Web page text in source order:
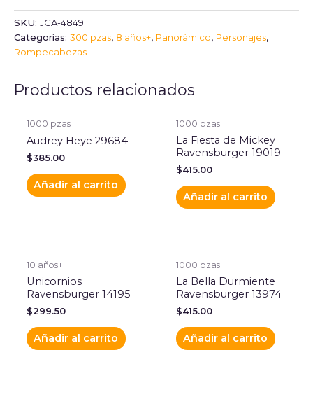
SKU: JCA-4849
Categorías: 300 pzas, 8 años+, Panorámico, Personajes,
Rompecabezas
Productos relacionados
1000 pzas
Audrey Heye 29684
$385.00
Añadir al carrito
1000 pzas
La Fiesta de Mickey
Ravensburger 19019
$415.00
Añadir al carrito
10 años+
Unicornios
Ravensburger 14195
$299.50
Añadir al carrito
1000 pzas
La Bella Durmiente
Ravensburger 13974
$415.00
Añadir al carrito